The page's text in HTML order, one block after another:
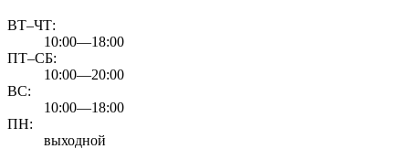
ВТ–ЧТ:
10:00—18:00
ПТ–СБ:
10:00—20:00
ВС:
10:00—18:00
ПН:
выходной